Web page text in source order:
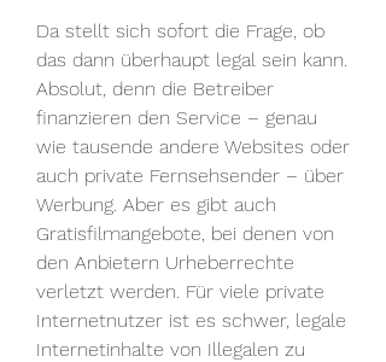
Da stellt sich sofort die Frage, ob
das dann überhaupt legal sein kann.
Absolut, denn die Betreiber
finanzieren den Service – genau
wie tausende andere Websites oder
auch private Fernsehsender – über
Werbung. Aber es gibt auch
Gratisfilmangebote, bei denen von
den Anbietern Urheberrechte
verletzt werden. Für viele private
Internetnutzer ist es schwer, legale
Internetinhalte von Illegalen zu